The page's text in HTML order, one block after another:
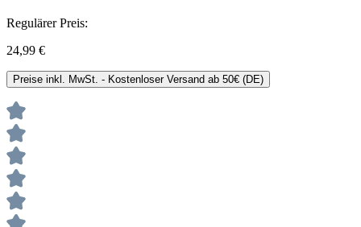
Regulärer Preis:
24,99 €
Preise inkl. MwSt. - Kostenloser Versand ab 50€ (DE)